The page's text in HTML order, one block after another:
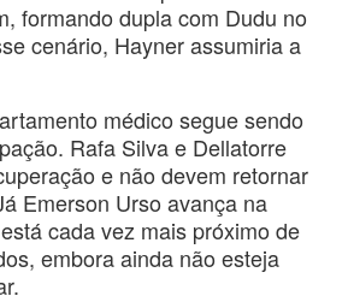
formando dupla com Dudu no
cenário, Hayner assumiria a
médico segue sendo
Rafa Silva e Dellatorre
e não devem retornar
Emerson Urso avança na
cada vez mais próximo de
embora ainda não esteja